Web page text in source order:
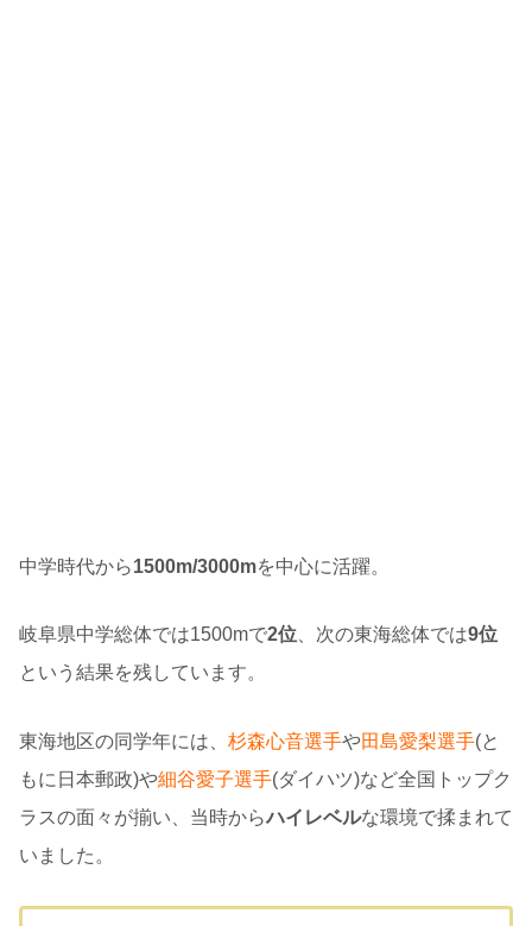
中学時代から1500m/3000mを中心に活躍。
岐阜県中学総体では1500mで2位、次の東海総体では9位
という結果を残しています。
東海地区の同学年には、 杉森心音選手や田島愛梨選手(と
もに日本郵政)や細谷愛子選手(ダイハツ)など全国トップク
ラスの面々が揃い、当時からハイレベルな環境で揉まれて
いました。